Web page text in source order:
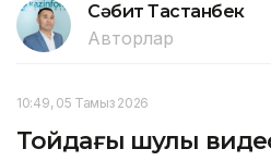
Сәбит Тастанбек
Авторлар
10:49, 05 Тамыз 2026
Тойдағы шулы